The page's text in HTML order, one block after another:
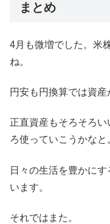
まとめ
4月も微増でした。米
ね。
円安も円換算では資産
正直資産もそろそろ
ろ使っていこうかなと
日々の生活を豊かに
います。
それではまた。